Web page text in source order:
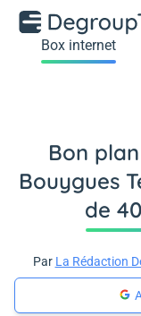
Box internet
Bon
Bouygues
de
Par La Rédaction